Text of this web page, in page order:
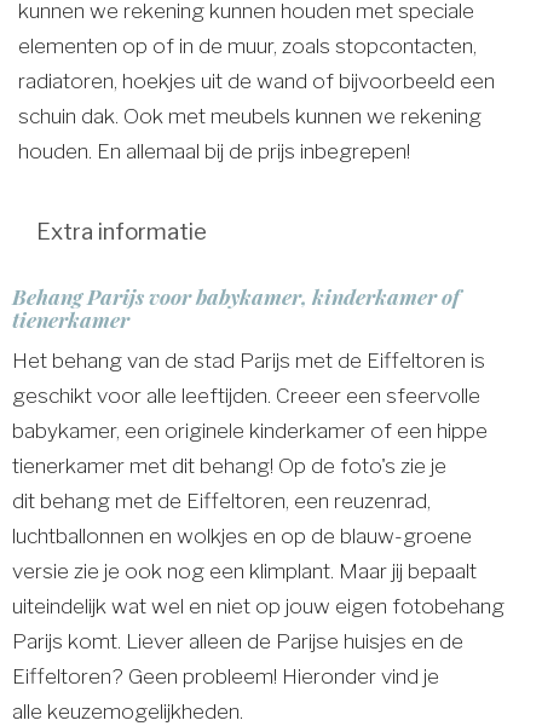
kunnen we rekening kunnen houden met speciale
elementen op of in de muur, zoals stopcontacten,
radiatoren, hoekjes uit de wand of bijvoorbeeld een
schuin dak. Ook met meubels kunnen we rekening
houden. En allemaal bij de prijs inbegrepen!
Extra informatie
Behang Parijs voor babykamer, kinderkamer of
tienerkamer
Het behang van de stad Parijs met de Eiffeltoren is
geschikt voor alle leeftijden. Creeer een sfeervolle
babykamer, een originele kinderkamer of een hippe
tienerkamer met dit behang! Op de foto's zie je
dit behang met de Eiffeltoren, een reuzenrad,
luchtballonnen en wolkjes en op de blauw-groene
versie zie je ook nog een klimplant. Maar jij bepaalt
uiteindelijk wat wel en niet op jouw eigen fotobehang
Parijs komt. Liever alleen de Parijse huisjes en de
Eiffeltoren? Geen probleem! Hieronder vind je
alle keuzemogelijkheden.